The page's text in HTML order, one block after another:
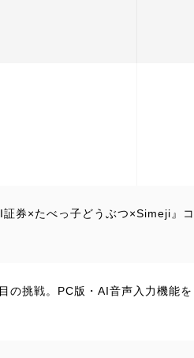
券×たべっ子どうぶつ×Simeji』
挑戦。PC版・AI音声入力機能